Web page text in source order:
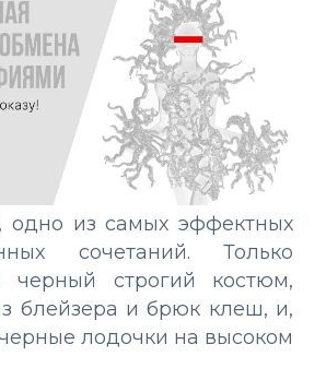
одно из самых эффектных
сочетаний. Только
черный строгий костюм,
блейзера и брюк клеш, и,
лодочки на высоком